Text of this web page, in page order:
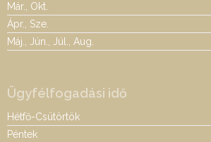
Már., Okt.
Ápr., Sze.
Máj., Jún., Júl., Aug.
Ügyfélfogadási idő
Hétfő-Csütörtök
Péntek